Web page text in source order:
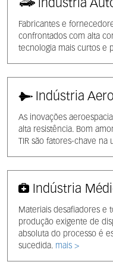
Indústria
Fabricantes e
confrontados com alta
tecnologia mais curtos e
Indústria
As inovações
alta resistência. Bom
TIR são fatores-chave na
Indústria
Materiais desafiadores e
produção exigente de
absoluta do processo é
sucedida. mais >